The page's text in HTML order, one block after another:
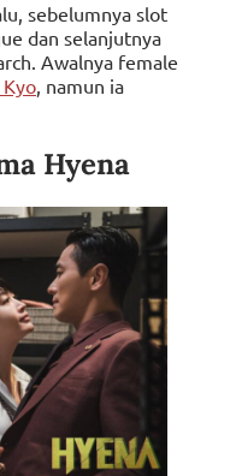
sebelumnya slot
dan selanjutnya
Awalnya female
, namun ia
Hyena